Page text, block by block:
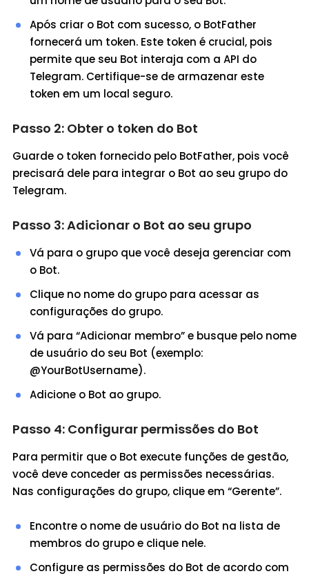
Após criar o Bot com sucesso, o BotFather
fornecerá um token. Este token é crucial, pois
permite que seu Bot interaja com a API do
Telegram. Certifique-se de armazenar este
token em um local seguro.
Passo 2: Obter o token do Bot
Guarde o token fornecido pelo BotFather, pois você
precisará dele para integrar o Bot ao seu grupo do
Telegram.
Passo 3: Adicionar o Bot ao seu grupo
Vá para o grupo que você deseja gerenciar com
o Bot.
Clique no nome do grupo para acessar as
configurações do grupo.
Vá para “Adicionar membro” e busque pelo nome
de usuário do seu Bot (exemplo:
@YourBotUsername).
Adicione o Bot ao grupo.
Passo 4: Configurar permissões do Bot
Para permitir que o Bot execute funções de gestão,
você deve conceder as permissões necessárias.
Nas configurações do grupo, clique em “Gerente”.
Encontre o nome de usuário do Bot na lista de
membros do grupo e clique nele.
Configure as permissões do Bot de acordo com